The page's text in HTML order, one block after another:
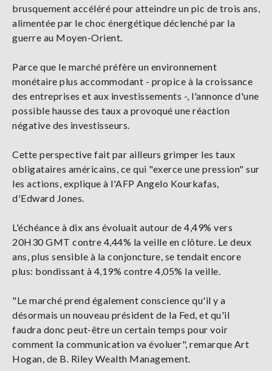
brusquement accéléré pour atteindre un pic de trois ans,
alimentée par le choc énergétique déclenché par la
guerre au Moyen-Orient.
Parce que le marché préfère un environnement
monétaire plus accommodant - propice à la croissance
des entreprises et aux investissements -, l'annonce d'une
possible hausse des taux a provoqué une réaction
négative des investisseurs.
Cette perspective fait par ailleurs grimper les taux
obligataires américains, ce qui "exerce une pression" sur
les actions, explique à l'AFP Angelo Kourkafas,
d'Edward Jones.
L'échéance à dix ans évoluait autour de 4,49% vers
20H30 GMT contre 4,44% la veille en clôture. Le deux
ans, plus sensible à la conjoncture, se tendait encore
plus: bondissant à 4,19% contre 4,05% la veille.
"Le marché prend également conscience qu'il y a
désormais un nouveau président de la Fed, et qu'il
faudra donc peut-être un certain temps pour voir
comment la communication va évoluer", remarque Art
Hogan, de B. Riley Wealth Management.